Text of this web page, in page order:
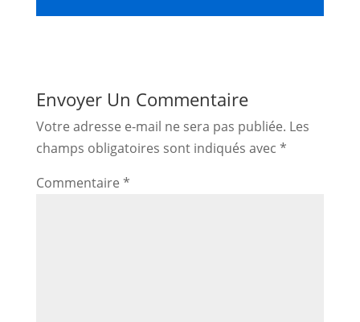
Envoyer Un Commentaire
Votre adresse e-mail ne sera pas publiée. Les
champs obligatoires sont indiqués avec *
Commentaire *